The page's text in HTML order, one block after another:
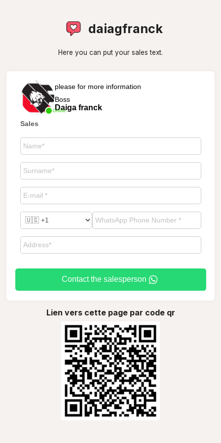
daiagfranck
Here you can put your sales text.
Online
please for more information
Boss
Daiga franck
Sales
Contact the salesperson
Lien vers cette page par code qr